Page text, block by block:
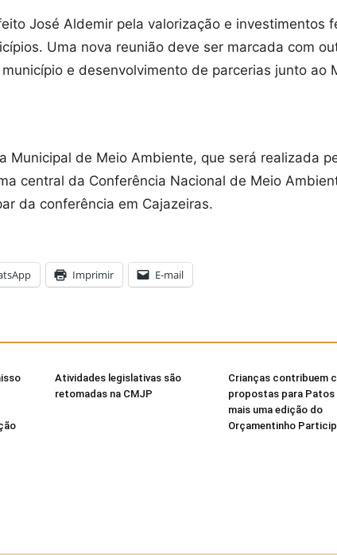
José Aldemir pela valorização e investimentos
Uma nova reunião deve ser marcada com
e desenvolvimento de parcerias junto ao
Municipal de Meio Ambiente, que será realizada
central da Conferência Nacional de Meio
da conferência em Cajazeiras.
Imprimir E-mail
Atividades legislativas são
retomadas na CMJP
Crianças contribuem
propostas para Patos
mais uma edição do
Orçamentinho